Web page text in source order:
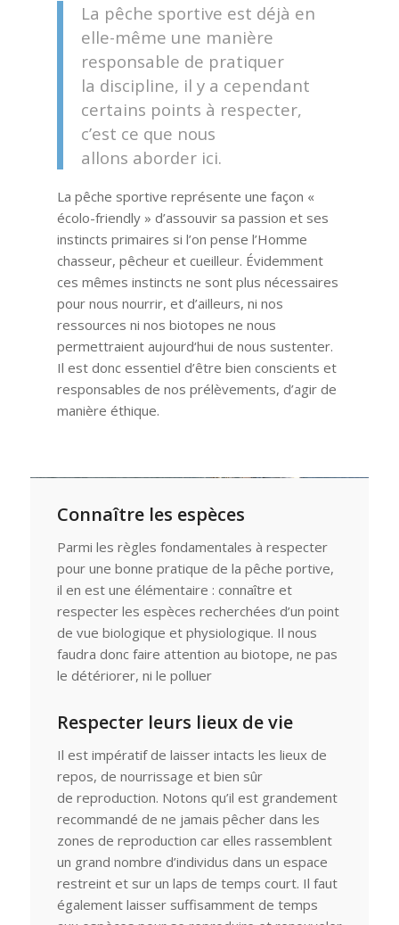
La pêche sportive est déjà en
elle-même une manière
responsable de pratiquer
la discipline, il y a cependant
certains points à respecter,
c’est ce que nous
allons aborder ici.
La pêche sportive représente une façon «
écolo-friendly » d’assouvir sa passion et ses
instincts primaires si l’on pense l’Homme
chasseur, pêcheur et cueilleur. Évidemment
ces mêmes instincts ne sont plus nécessaires
pour nous nourrir, et d’ailleurs, ni nos
ressources ni nos biotopes ne nous
permettraient aujourd‘hui de nous sustenter.
Il est donc essentiel d’être bien conscients et
responsables de nos prélèvements, d’agir de
manière éthique.
Connaître les espèces
Parmi les règles fondamentales à respecter
pour une bonne pratique de la pêche portive,
il en est une élémentaire : connaître et
respecter les espèces recherchées d’un point
de vue biologique et physiologique. Il nous
faudra donc faire attention au biotope, ne pas
le détériorer, ni le polluer
Respecter leurs lieux de vie
Il est impératif de laisser intacts les lieux de
repos, de nourrissage et bien sûr
de reproduction. Notons qu’il est grandement
recommandé de ne jamais pêcher dans les
zones de reproduction car elles rassemblent
un grand nombre d’individus dans un espace
restreint et sur un laps de temps court. Il faut
également laisser suffisamment de temps